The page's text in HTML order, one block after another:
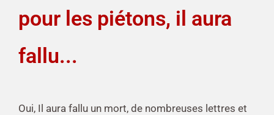
pour les piétons, il aura
fallu...
Oui, Il aura fallu un mort, de nombreuses lettres et